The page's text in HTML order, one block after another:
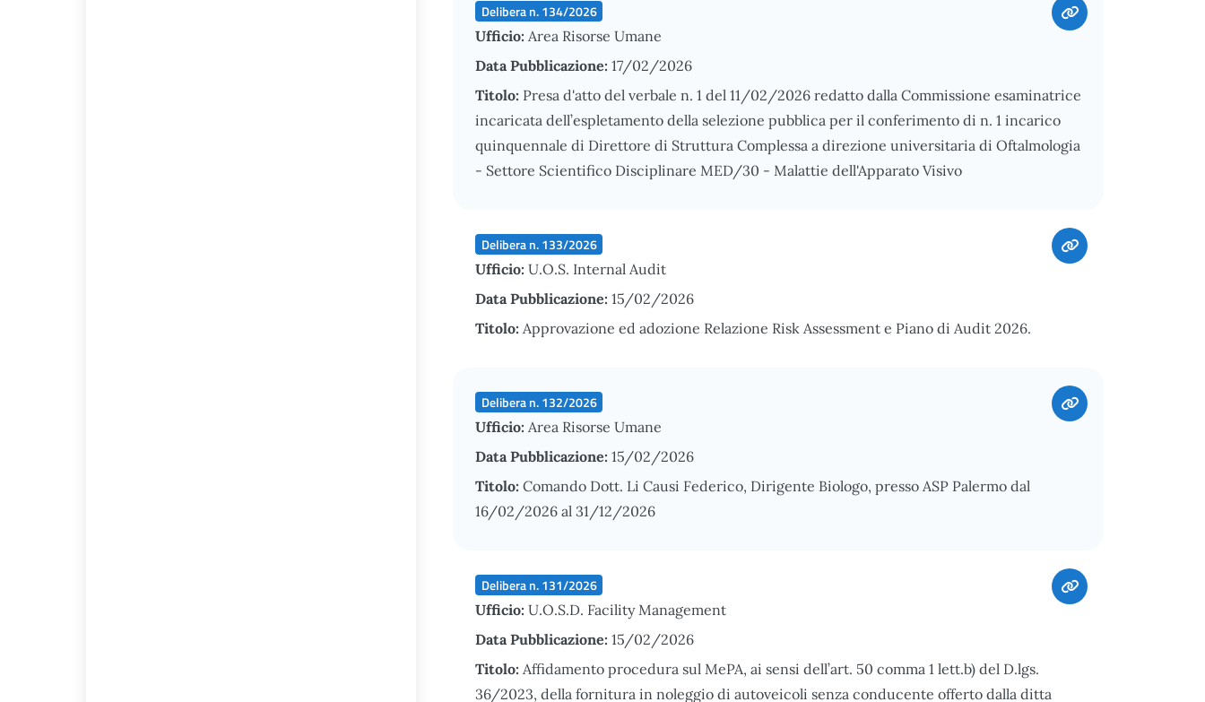
Delibera n. 134/2026
Ufficio: Area Risorse Umane
Data Pubblicazione: 17/02/2026
Titolo: Presa d'atto del verbale n. 1 del 11/02/2026 redatto dalla Commissione esaminatrice
incaricata dell’espletamento della selezione pubblica per il conferimento di n. 1 incarico
quinquennale di Direttore di Struttura Complessa a direzione universitaria di Oftalmologia
- Settore Scientifico Disciplinare MED/30 - Malattie dell'Apparato Visivo
Delibera n. 133/2026
Ufficio: U.O.S. Internal Audit
Data Pubblicazione: 15/02/2026
Titolo: Approvazione ed adozione Relazione Risk Assessment e Piano di Audit 2026.
Delibera n. 132/2026
Ufficio: Area Risorse Umane
Data Pubblicazione: 15/02/2026
Titolo: Comando Dott. Li Causi Federico, Dirigente Biologo, presso ASP Palermo dal
16/02/2026 al 31/12/2026
Delibera n. 131/2026
Ufficio: U.O.S.D. Facility Management
Data Pubblicazione: 15/02/2026
Titolo: Affidamento procedura sul MePA, ai sensi dell’art. 50 comma 1 lett.b) del D.lgs.
36/2023, della fornitura in noleggio di autoveicoli senza conducente offerto dalla ditta